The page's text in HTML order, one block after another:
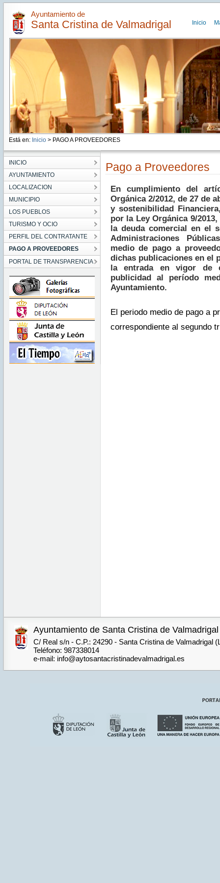
Ayuntamiento de
Santa Cristina de Valmadrigal Inicio
Está en: Inicio > PAGO A PROVEEDORES
INICIO
AYUNTAMIENTO
LOCALIZACION
MUNICIPIO
LOS PUEBLOS
TURISMO Y OCIO
PERFIL DEL CONTRATANTE
PAGO A PROVEEDORES
PORTAL DE TRANSPARENCIA
Pago a Proveedores
En cumplimiento del
Orgánica 2/2012, de 27 de
y sostenibilidad
por la Ley Orgánica 9/
la deuda comercial en el
Administraciones
medio de pago a
dichas publicaciones en el
la entrada en vigor de
publicidad al período
Ayuntamiento.
El periodo medio de pago a
correspondiente al segundo
Ayuntamiento de Santa Cristina de Valmadrigal
C/ Real s/n - C.P.: 24290 - Santa Cristina de Valmadrigal
Teléfono: 987338014
e-mail: info@aytosantacristinadevalmadrigal.es